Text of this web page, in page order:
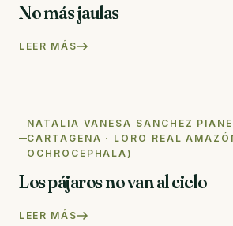
No más jaulas
LEER MÁS
NATALIA VANESA SANCHEZ
CARTAGENA · LORO REAL
OCHROCEPHALA)
Los pájaros no van al cielo
LEER MÁS